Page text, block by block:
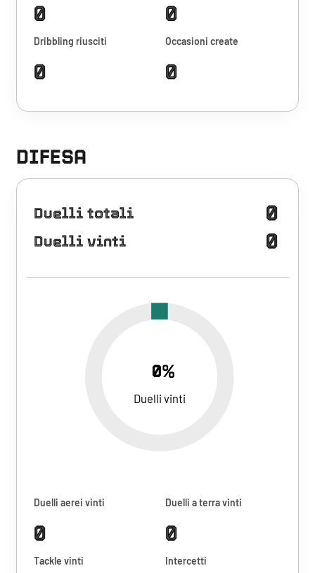
0 0
Dribbling riusciti
0
Occasioni create
0
DIFESA
Duelli totali 0
Duelli vinti 0
0%
Duelli vinti
Duelli aerei vinti
0
Duelli a terra vinti
0
Tackle vinti Intercetti